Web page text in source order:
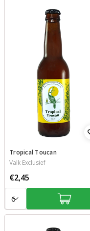
Tropical Toucan
Valk Exclusief
€2,45